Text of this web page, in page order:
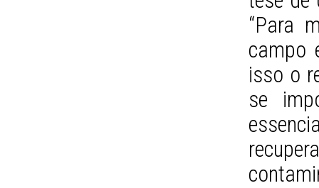
“Para
campo
isso o
se